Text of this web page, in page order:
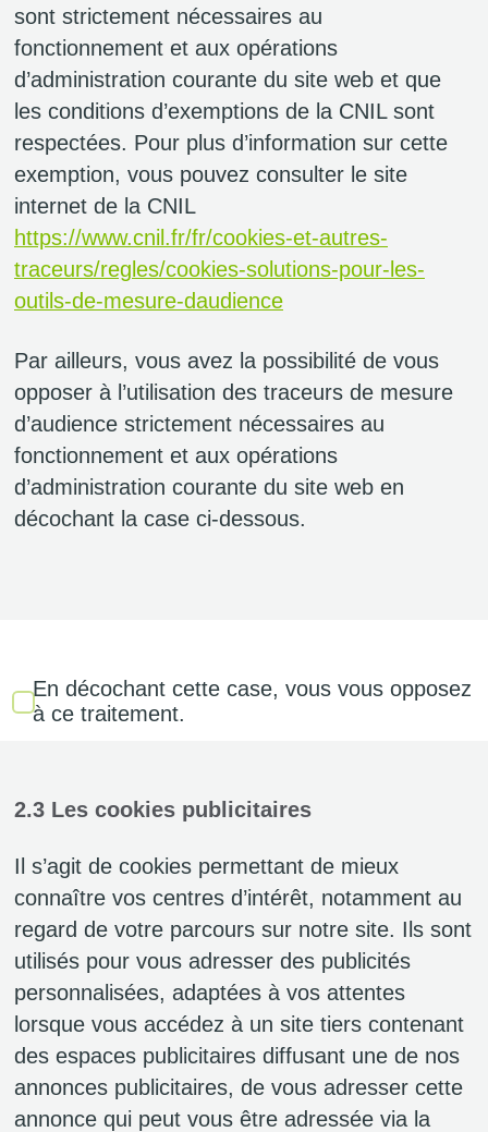
sont strictement nécessaires au
fonctionnement et aux opérations
d’administration courante du site web et que
les conditions d’exemptions de la CNIL sont
respectées. Pour plus d’information sur cette
exemption, vous pouvez consulter le site
internet de la CNIL
https://www.cnil.fr/fr/cookies-et-autres-
traceurs/regles/cookies-solutions-pour-les-
outils-de-mesure-daudience
Par ailleurs, vous avez la possibilité de vous
opposer à l’utilisation des traceurs de mesure
d’audience strictement nécessaires au
fonctionnement et aux opérations
d’administration courante du site web en
décochant la case ci-dessous.
En décochant cette case, vous vous opposez
à ce traitement.
2.3 Les cookies publicitaires
Il s’agit de cookies permettant de mieux
connaître vos centres d’intérêt, notamment au
regard de votre parcours sur notre site. Ils sont
utilisés pour vous adresser des publicités
personnalisées, adaptées à vos attentes
lorsque vous accédez à un site tiers contenant
des espaces publicitaires diffusant une de nos
annonces publicitaires, de vous adresser cette
annonce qui peut vous être adressée via la